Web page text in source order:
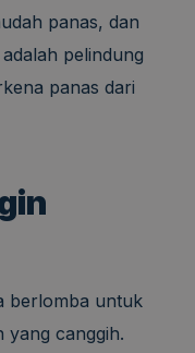
panas, dan
pelindung
panas dari
berlomba untuk
yang canggih.